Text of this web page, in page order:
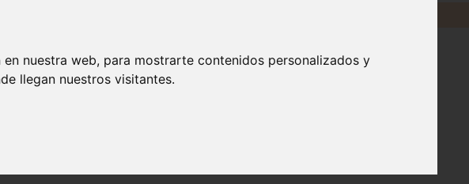
nuestra web, para mostrarte contenidos personalizados y
llegan nuestros visitantes.